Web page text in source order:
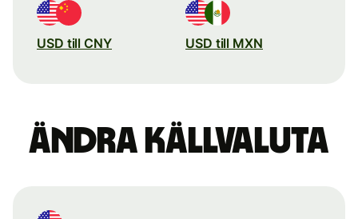
USD till CNY USD till MXN
Ändra källvaluta